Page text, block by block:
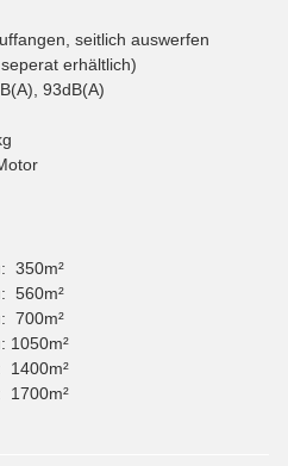
seitlich auswerfen
erhältlich)
93dB(A)
350m²
560m²
700m²
1050m²
1400m²
1700m²